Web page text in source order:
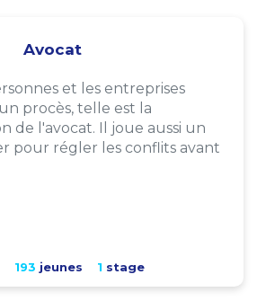
Avocat
et les entreprises
procès, telle est la
de l'avocat. Il joue aussi un
pour régler les conflits avant
193 jeunes 1 stage